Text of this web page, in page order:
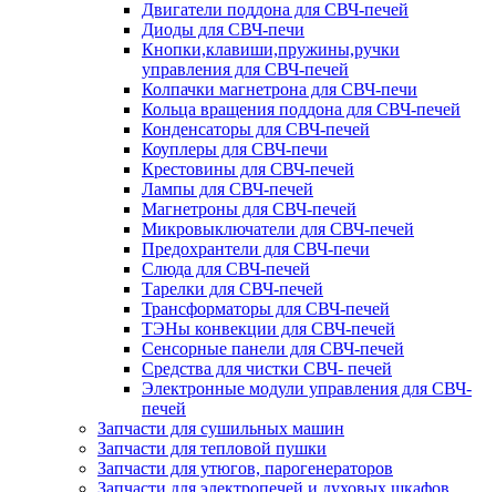
Двигатели поддона для СВЧ-печей
Диоды для СВЧ-печи
Кнопки,клавиши,пружины,ручки
управления для СВЧ-печей
Колпачки магнетрона для СВЧ-печи
Кольца вращения поддона для СВЧ-печей
Конденсаторы для СВЧ-печей
Коуплеры для СВЧ-печи
Крестовины для СВЧ-печей
Лампы для СВЧ-печей
Магнетроны для СВЧ-печей
Микровыключатели для СВЧ-печей
Предохрантели для СВЧ-печи
Слюда для СВЧ-печей
Тарелки для СВЧ-печей
Трансформаторы для СВЧ-печей
ТЭНы конвекции для СВЧ-печей
Сенсорные панели для СВЧ-печей
Средства для чистки СВЧ- печей
Электронные модули управления для СВЧ-
печей
Запчасти для сушильных машин
Запчасти для тепловой пушки
Запчасти для утюгов, парогенераторов
Запчасти для электропечей и духовых шкафов